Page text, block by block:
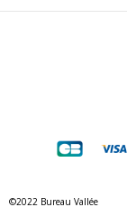
©2022 Bureau Vallée